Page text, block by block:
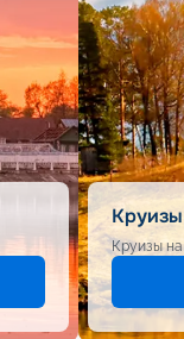
Круизы